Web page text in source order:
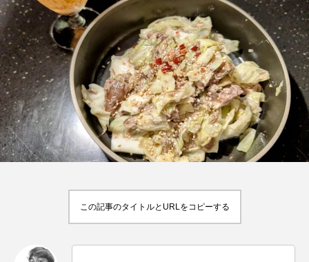
和食 青山 ハイボール 焼酎
日本酒 中華料理 インドネシア料理
目黒 東京都 ネパール料理 渋谷
スパイス 辛い 東大門 韓国料理
韓国 ビール スパイス料理 宮崎県
この記事のタイトルとURLをコピーする